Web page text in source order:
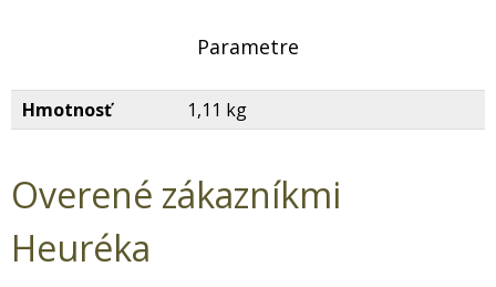
Parametre
Hmotnosť 1,11 kg
Overené zákazníkmi
Heuréka